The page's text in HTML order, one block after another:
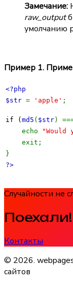
Замечание:
raw_output
умолчанию
Пример 1.
<?php
$str = 'apple' ;
if ( md5 ( $str)
echo
exit;
}
?>
Случайности не
Поехали!
Контакты
© 2026.
сайтов